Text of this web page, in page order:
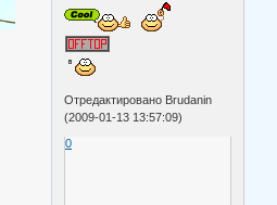
Отредактировано Brudanin
(2009-01-13 13:57:09)
0